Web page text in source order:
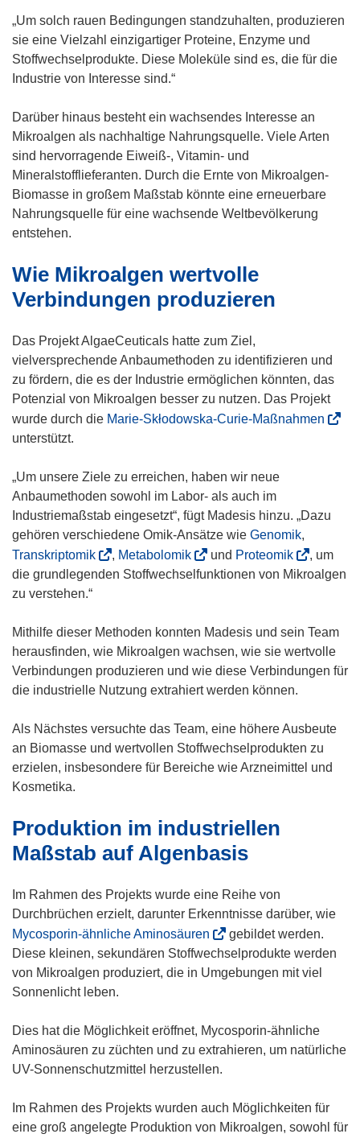
F
e
n
s
e
)
f
n
e
t
n
n
e
u
e
m
n
t
r
)
f
f
n
i
n
n
e
u
e
e
s
e
r
)
„Um solch rauen Bedingungen standzuhalten, produzieren
sie eine Vielzahl einzigartiger Proteine, Enzyme und
Stoffwechselprodukte. Diese Moleküle sind es, die für die
Industrie von Interesse sind.“
Darüber hinaus besteht ein wachsendes Interesse an
Mikroalgen als nachhaltige Nahrungsquelle. Viele Arten
sind hervorragende Eiweiß-, Vitamin- und
Mineralstofflieferanten. Durch die Ernte von Mikroalgen-
Biomasse in großem Maßstab könnte eine erneuerbare
Nahrungsquelle für eine wachsende Weltbevölkerung
entstehen.
Wie Mikroalgen wertvolle
Verbindungen produzieren
Das Projekt AlgaeCeuticals hatte zum Ziel,
vielversprechende Anbaumethoden zu identifizieren und
zu fördern, die es der Industrie ermöglichen könnten, das
Potenzial von Mikroalgen besser zu nutzen. Das Projekt
wurde durch die Marie-Skłodowska-Curie-Maßnahmen
e
i
n
u
e
m
n
t
unterstützt.
„Um unsere Ziele zu erreichen, haben wir neue
Anbaumethoden sowohl im Labor- als auch im
Industriemaßstab eingesetzt“, fügt Madesis hinzu. „Dazu
gehören verschiedene Omik-Ansätze wie Genomik,
Transkriptomik(
ö
n
e
t
i
n
e
u
F
n
t
e
r
)
, Metabolomik(
ö
n
e
t
i
n
e
u
F
e
n
e
r
)
und Proteomik(
ö
n
e
t
i
n
e
u
e
r
)
, um
die grundlegenden Stoffwechselfunktionen von Mikroalgen
zu verstehen.“
Mithilfe dieser Methoden konnten Madesis und sein Team
herausfinden, wie Mikroalgen wachsen, wie sie wertvolle
Verbindungen produzieren und wie diese Verbindungen für
die industrielle Nutzung extrahiert werden können.
Als Nächstes versuchte das Team, eine höhere Ausbeute
an Biomasse und wertvollen Stoffwechselprodukten zu
erzielen, insbesondere für Bereiche wie Arzneimittel und
Kosmetika.
Produktion im industriellen
Maßstab auf Algenbasis
Im Rahmen des Projekts wurde eine Reihe von
Durchbrüchen erzielt, darunter Erkenntnisse darüber, wie
Mycosporin-ähnliche Aminosäuren
ö
f
e
t
i
n
e
gebildet werden.
Diese kleinen, sekundären Stoffwechselprodukte werden
von Mikroalgen produziert, die in Umgebungen mit viel
Sonnenlicht leben.
Dies hat die Möglichkeit eröffnet, Mycosporin-ähnliche
Aminosäuren zu züchten und zu extrahieren, um natürliche
UV-Sonnenschutzmittel herzustellen.
Im Rahmen des Projekts wurden auch Möglichkeiten für
eine groß angelegte Produktion von Mikroalgen, sowohl für